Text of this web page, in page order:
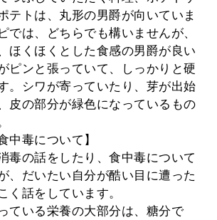
テトは、丸形の男爵が向いていま
では、どちらでも構いませんが、
ほくほくとした食感の男爵が良い
ピンと張っていて、しっかりと硬
。シワが寄っていたり、芽が出始
皮の部分が緑色になっているもの
中毒について】
毒の話をしたり、食中毒について
、だいたい自分が酷い目に遭った
く話をしています。
ている栄養の大部分は、糖分で